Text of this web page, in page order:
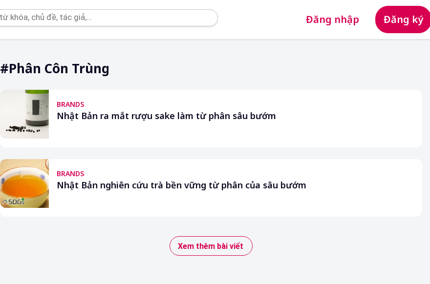
Đăng nhập Đăng ký
#phân Côn Trùng
BRANDS
Nhật Bản ra mắt rượu sake làm từ phân sâu bướm
BRANDS
Nhật Bản nghiên cứu trà bền vững từ phân của sâu bướm
Xem thêm bài viết